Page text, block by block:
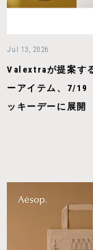
Jul 13, 2026
Valextraが提案す
ーアイテム、7/19
ッキーデーに展開